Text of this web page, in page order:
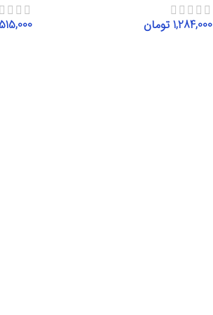
1,284,000 تومان 515,000